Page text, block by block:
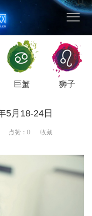
巨蟹 狮子
5月18-24日
点赞： 0 收藏